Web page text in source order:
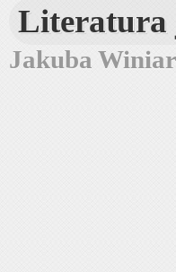
Literatura
Jakuba